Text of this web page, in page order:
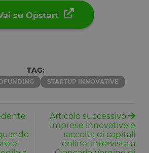
su Opstart
TAG:
STARTUP INNOVATIVE
e
Articolo successivo
Imprese innovative e
raccolta di capitali
online: intervista a
utente.
il modo in
viene
utilizzato
essere
specifico
sito, ma un